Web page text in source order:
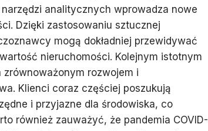
analitycznych wprowadza nowe
Dzięki zastosowaniu sztucznej
mogą dokładniej przewidywać
nieruchomości. Kolejnym istotnym
rozwojem i
Klienci coraz częściej poszukują
i przyjazne dla środowiska, co
również zauważyć, że pandemia COVID-